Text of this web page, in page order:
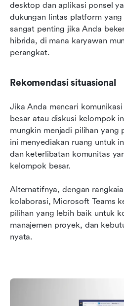
desktop dan aplikasi ponsel
dukungan lintas platform yang
sangat penting jika Anda
hibrida, di mana karyawan
perangkat.
Rekomendasi situasional
Jika Anda mencari
besar atau diskusi kelompok
mungkin menjadi pilihan yang
ini menyediakan ruang untuk
dan keterlibatan komunitas
kelompok besar.
Alternatifnya, dengan
kolaborasi, Microsoft Teams
pilihan yang lebih baik untuk
manajemen proyek, dan
nyata.